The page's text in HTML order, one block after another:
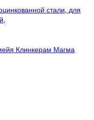
стали, для
Клинкерам Магма